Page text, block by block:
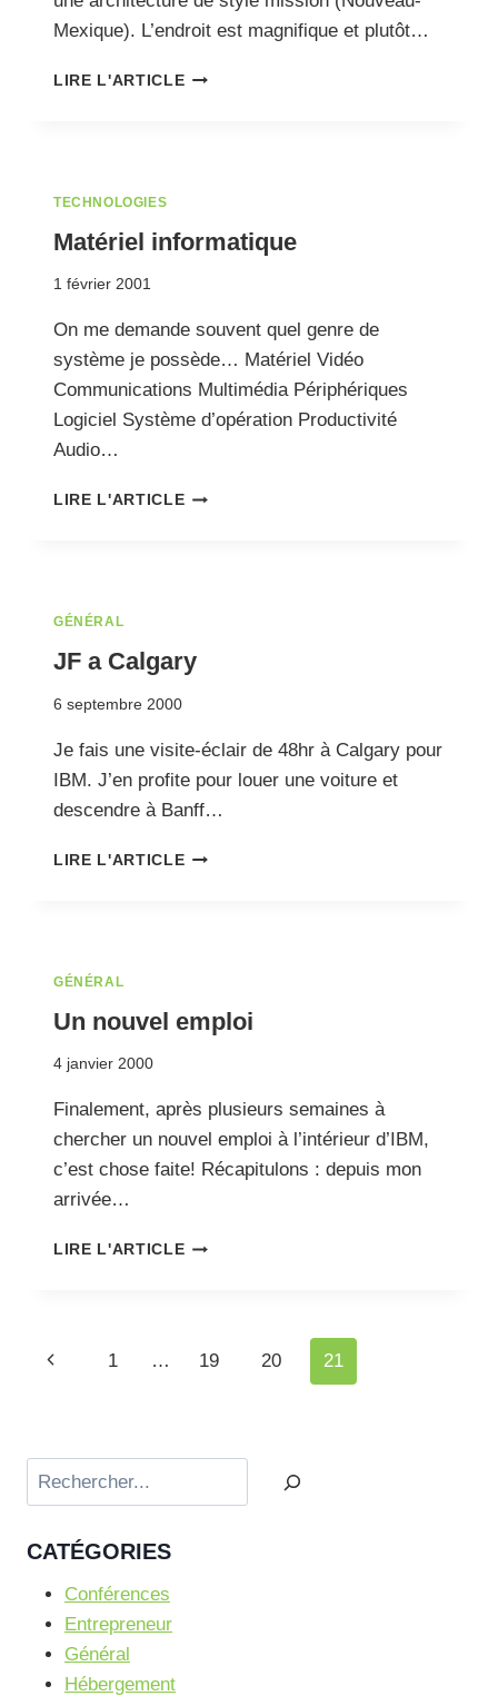
Mexique). L’endroit est magnifique et plutôt…
LIRE L'ARTICLEARRIVÉE
TECHNOLOGIES
Matériel informatique
1 février 2001
On me demande souvent quel genre de
système je possède… Matériel Vidéo
Communications Multimédia Périphériques
Logiciel Système d’opération Productivité
Audio…
LIRE L'ARTICLEMATÉRIEL
GÉNÉRAL
JF a Calgary
6 septembre 2000
Je fais une visite-éclair de 48hr à Calgary pour
IBM. J’en profite pour louer une voiture et
descendre à Banff…
LIRE L'ARTICLEJF
GÉNÉRAL
Un nouvel emploi
4 janvier 2000
Finalement, après plusieurs semaines à
chercher un nouvel emploi à l’intérieur d’IBM,
c’est chose faite! Récapitulons : depuis mon
arrivée…
LIRE L'ARTICLEUN
Navigation
page
Page
1 … 19 20 21
Rechercher
CATÉGORIES
Conférences
Entrepreneur
Général
Hébergement